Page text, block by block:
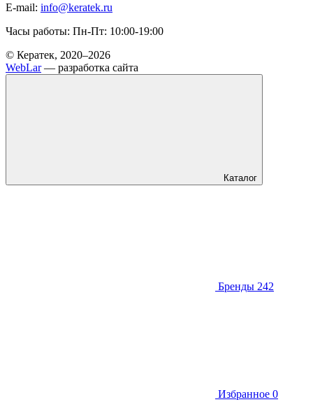
E-mail: info@keratek.ru
Часы работы: Пн-Пт: 10:00-19:00
© Кератек, 2020–2026
WebLar— разработка сайта
Каталог
Бренды 242
Избранное 0